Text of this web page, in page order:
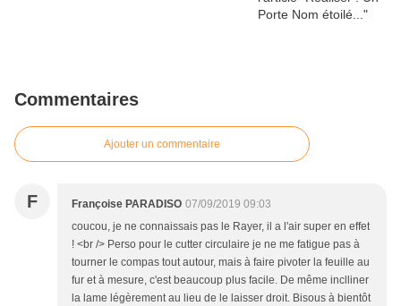
Commentaires
Ajouter un commentaire
F Françoise PARADISO 07/09/2019 09:03
coucou, je ne connaissais pas le Rayer, il a l'air super en effet
! <br /> Perso pour le cutter circulaire je ne me fatigue pas à
tourner le compas tout autour, mais à faire pivoter la feuille au
fur et à mesure, c'est beaucoup plus facile. De même inclliner
la lame légèrement au lieu de le laisser droit. Bisous à bientôt